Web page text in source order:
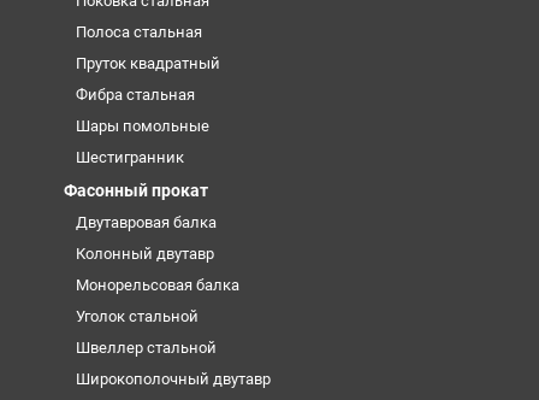
Полоса стальная
Пруток квадратный
Фибра стальная
Шары помольные
Шестигранник
Фасонный прокат
Двутавровая балка
Колонный двутавр
Монорельсовая балка
Уголок стальной
Швеллер стальной
Широкополочный двутавр